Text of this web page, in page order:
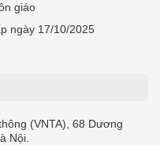
giáo
ngày 17/10/2025
(VNTA), 68 Dương
Nội.